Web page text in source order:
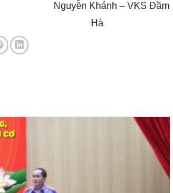
Nguyễn Khánh – VKS Đầm
Hà